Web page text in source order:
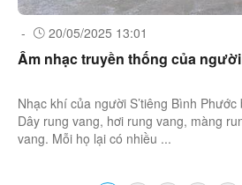
- 20/05/2025 13:01
Âm nhạc truyền thống của người
Nhạc khí của người S’tiêng Bình
Dây rung vang, hơi rung vang, màng
vang. Mỗi họ lại có nhiều ...